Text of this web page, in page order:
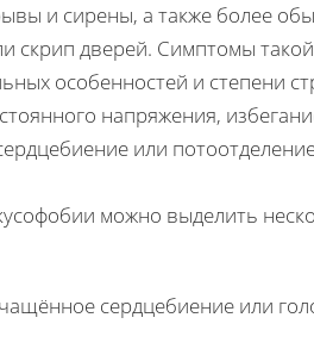
и сирены, а также более
скрип дверей. Симптомы
особенностей и степени
напряжения,
или
можно выделить
сердцебиение или